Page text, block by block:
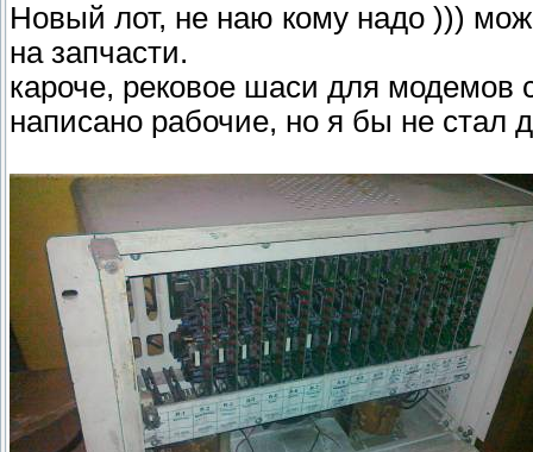
Новый лот, не наю кому надо )))
на запчасти.
кароче, рековое шаси для модемов
написано рабочие, но я бы не стал